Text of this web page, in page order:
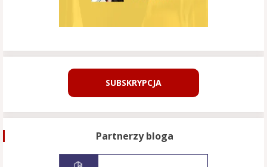
SUBSKRYPCJA
Partnerzy bloga